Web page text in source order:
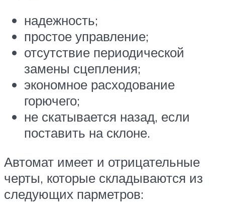
надежность;
простое управление;
отсутствие периодической
замены сцепления;
экономное расходование
горючего;
не скатывается назад, если
поставить на склоне.
Автомат имеет и отрицательные
черты, которые складываются из
следующих парметров: